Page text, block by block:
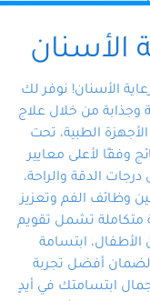
تحت سقف واحد،
شاملًا لجميع
الخبرة، ستجد نفسك
تلبي احتياجاتك بكل
الأسنان
الأسنان! نوفر لك
من خلال علاج
الطبية، تحت
وفقًا لأعلى معايير
الدقة والراحة،
وظائف الفم وتعزيز
متكاملة تشمل تقويم
ابتسامة
لضمان أفضل تجربة
ابتسامتك في أيدٍ